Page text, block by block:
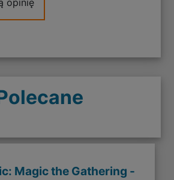
opinię
Magic the Gathering -